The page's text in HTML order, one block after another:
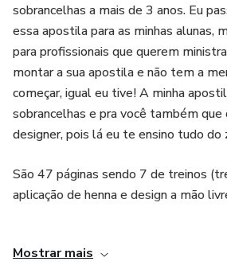
sobrancelhas a mais de 3 anos. Eu
essa apostila para as minhas alunas,
para profissionais que querem
montar a sua apostila e não tem a
começar, igual eu tive! A minha
sobrancelhas e pra você também
designer, pois lá eu te ensino tudo do
São 47 páginas sendo 7 de treinos
aplicação de henna e design a mão
Mostrar mais